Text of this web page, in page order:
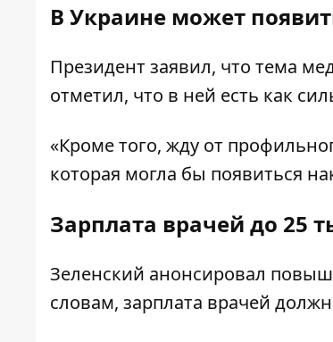
В Украине может
Президент заявил, что тема
отметил, что в ней есть как
«Кроме того, жду от
которая могла бы появиться
Зарплата врачей до 25
Зеленский анонсировал
словам, зарплата врачей